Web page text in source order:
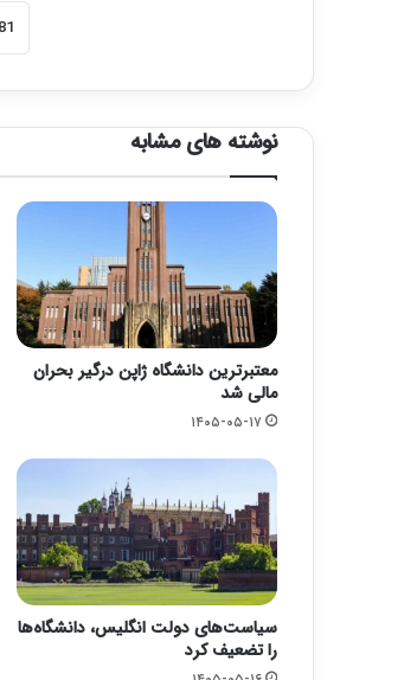
نوشته های مشابه
معتبرترین دانشگاه ژاپن درگیر بحران
مالی شد
۱۴۰۵-۰۵-۱۷
سیاست‌های دولت انگلیس، دانشگاه‌ها
را تضعیف کرد